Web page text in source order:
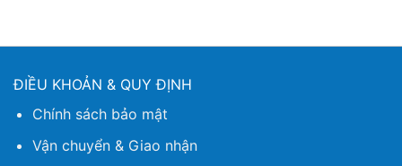
ĐIỀU KHOẢN & QUY ĐỊNH
Chính sách bảo mật
Vận chuyển & Giao nhận